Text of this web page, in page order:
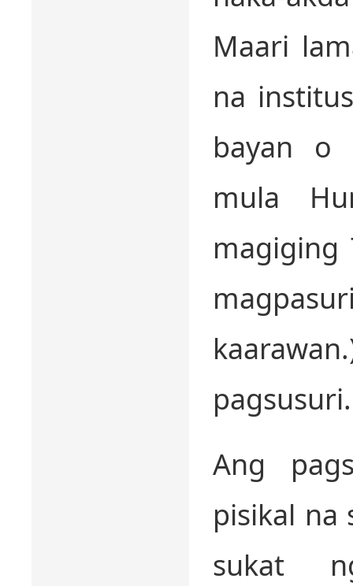
Maari
na
bayan o
mula
Ang
pisikal na
sukat